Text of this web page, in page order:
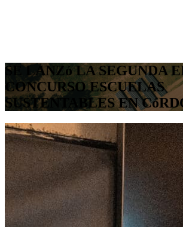
SE LANZó LA SEGUNDA
CONCURSO ESCUELAS
SUSTENTABLES EN